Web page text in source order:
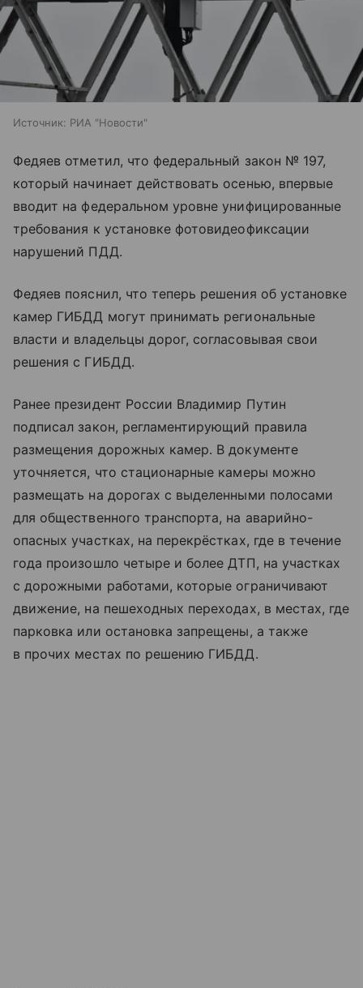
Источник: РИА "Новости"
Федяев отметил, что федеральный закон № 197,
который начинает действовать осенью, впервые
вводит на федеральном уровне унифицированные
требования к установке фотовидеофиксации
нарушений ПДД.
Федяев пояснил, что теперь решения об установке
камер ГИБДД могут принимать региональные
власти и владельцы дорог, согласовывая свои
решения с ГИБДД.
Ранее президент России Владимир Путин
подписал закон, регламентирующий правила
размещения дорожных камер. В документе
уточняется, что стационарные камеры можно
размещать на дорогах с выделенными полосами
для общественного транспорта, на аварийно-
опасных участках, на перекрёстках, где в течение
года произошло четыре и более ДТП, на участках
с дорожными работами, которые ограничивают
движение, на пешеходных переходах, в местах, где
парковка или остановка запрещены, а также
в прочих местах по решению ГИБДД.